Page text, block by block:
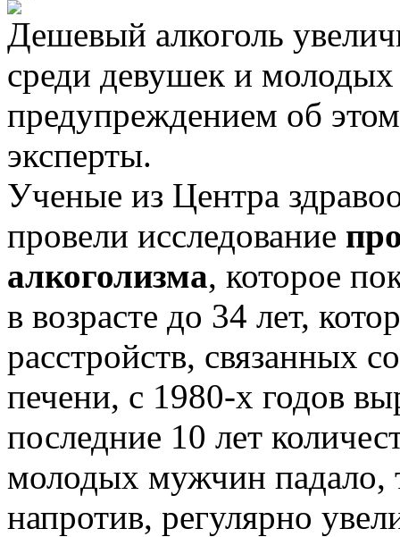
Дешевый алкоголь
среди девушек и
предупреждением об
эксперты.
Ученые из Центра
провели исследование
алкоголизма, которое
в возрасте до 34 лет,
расстройств, связанных
печени, с 1980-х годов
последние 10 лет
молодых мужчин падало,
напротив, регулярно